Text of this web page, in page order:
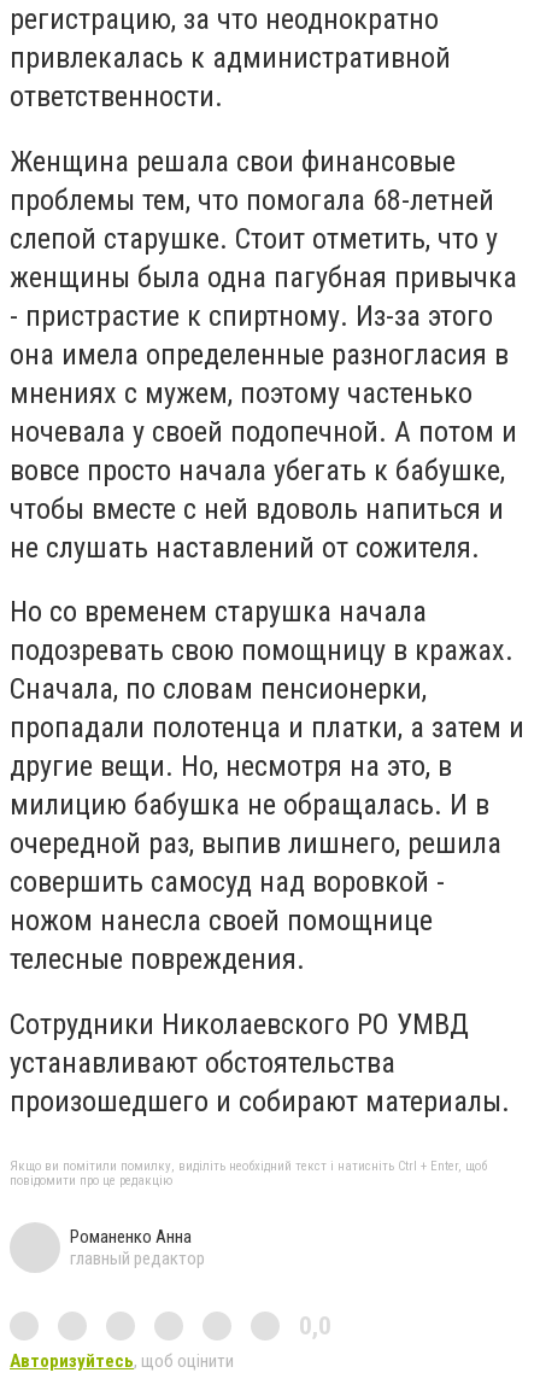
регистрацию, за что неоднократно
привлекалась к административной
ответственности.
Женщина решала свои финансовые
проблемы тем, что помогала 68-летней
слепой старушке. Стоит отметить, что у
женщины была одна пагубная привычка
- пристрастие к спиртному. Из-за этого
она имела определенные разногласия в
мнениях с мужем, поэтому частенько
ночевала у своей подопечной. А потом и
вовсе просто начала убегать к бабушке,
чтобы вместе с ней вдоволь напиться и
не слушать наставлений от сожителя.
Но со временем старушка начала
подозревать свою помощницу в кражах.
Сначала, по словам пенсионерки,
пропадали полотенца и платки, а затем и
другие вещи. Но, несмотря на это, в
милицию бабушка не обращалась. И в
очередной раз, выпив лишнего, решила
совершить самосуд над воровкой -
ножом нанесла своей помощнице
телесные повреждения.
Сотрудники Николаевского РО УМВД
устанавливают обстоятельства
произошедшего и собирают материалы.
Якщо ви помітили помилку, виділіть необхідний текст і натисніть Ctrl + Enter, щоб
повідомити про це редакцію
Романенко Анна
главный редактор
0,0
Авторизуйтесь, щоб оцінити